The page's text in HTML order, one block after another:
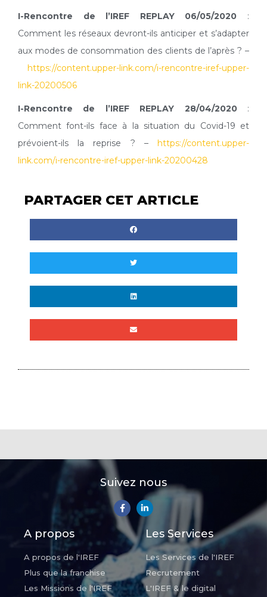
I-Rencontre de l’IREF REPLAY 06/05/2020 :
Comment les réseaux devront-ils anticiper et s’adapter
aux modes de consommation des clients de l’après ? –
https://content.upper-link.com/i-rencontre-iref-upper-
link-20200506
I-Rencontre de l’IREF REPLAY 28/04/2020:
Comment font-ils face à la situation du Covid-19 et
prévoient-ils la reprise ? – https://content.upper-
link.com/i-rencontre-iref-upper-link-20200428
PARTAGER CET ARTICLE
Suivez nous
A propos
A propos de l'IREF
Plus que la franchise
Les Missions de l'IREF
Les Services
Les Services de l'IREF
Recrutement
L'IREF & le digital